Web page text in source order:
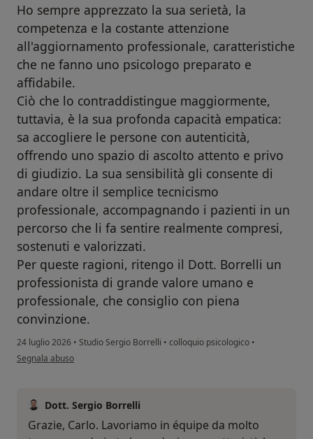
Ho sempre apprezzato la sua serietà, la
competenza e la costante attenzione
all'aggiornamento professionale, caratteristiche
che ne fanno uno psicologo preparato e
affidabile.
Ciò che lo contraddistingue maggiormente,
tuttavia, è la sua profonda capacità empatica:
sa accogliere le persone con autenticità,
offrendo uno spazio di ascolto attento e privo
di giudizio. La sua sensibilità gli consente di
andare oltre il semplice tecnicismo
professionale, accompagnando i pazienti in un
percorso che li fa sentire realmente compresi,
sostenuti e valorizzati.
Per queste ragioni, ritengo il Dott. Borrelli un
professionista di grande valore umano e
professionale, che consiglio con piena
convinzione.
24 luglio 2026 • Studio Sergio Borrelli • colloquio psicologico •
secondo l'opinione dell'utente Carlo Tognonato
Segnala abuso
Dott. Sergio Borrelli
Grazie, Carlo. Lavoriamo in équipe da molto